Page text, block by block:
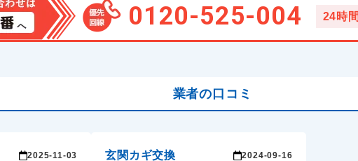
0120-525-004 24時
業者の口コミ
2025-11-03 玄関カギ交換 2024-09-16